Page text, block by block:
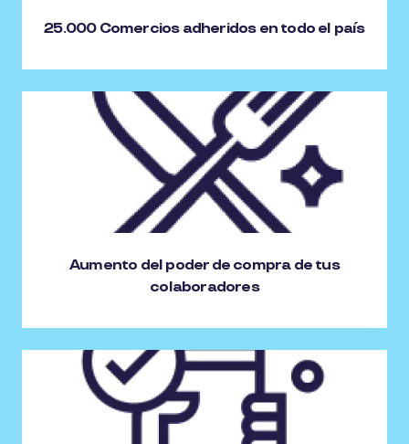
25.000 Comercios adheridos en todo el país
Aumento del poder de compra de tus
colaboradores